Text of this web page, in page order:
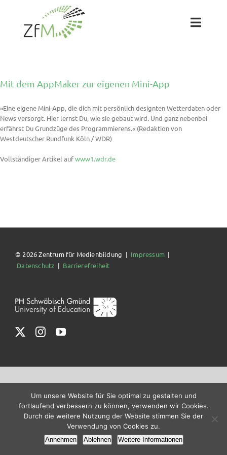
springen
Toggle
Projekte
Mit dem AppMaker zur eigenen Mini-App
»Eine eigene Mini-App, die dich mit persönlich designten Wetterdaten oder
News versorgt. Hier lernst Du, wie sie gebaut wird. Und ganz nebenbei
erfährst Du Grundzüge des Programmierens.« (Redaktion von
Westdeutscher Rundfunk Köln / WDR)
Vollständiger Artikel aufwww1.wdr.de
© 2026 Zentrum für Medienbildung | Impressum|
Datenschutz | Barrierefreiheit
Um unsere Website für Sie optimal zu gestalten und
fortlaufend verbessern zu können, verwenden wir Cookies.
Durch die weitere Nutzung der Website stimmen Sie der
Verwendung von Cookies zu.
Annehmen Ablehnen Weitere Informationen